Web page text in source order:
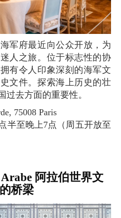
人之旅。位于标志性的协
有令人印象深刻的海军文
文件。探索海上历史的壮
过去方面的重要性。
75008 Paris
半至晚上7点（周五开放至
桥梁